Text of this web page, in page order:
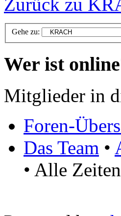
Zurück zu
Gehe zu:
Wer ist
Mitglieder in
Foren-
Das Team •
• Alle